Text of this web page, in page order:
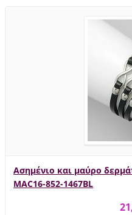
Ασημένιο και μαύρο
MAC16-852-1467BL